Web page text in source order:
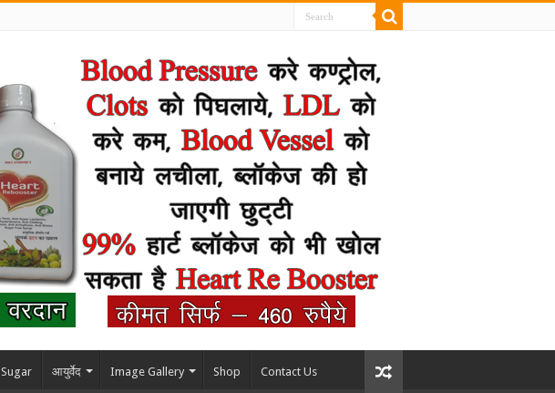
Sugar आयुर्वेद Image Gallery Shop Contact Us